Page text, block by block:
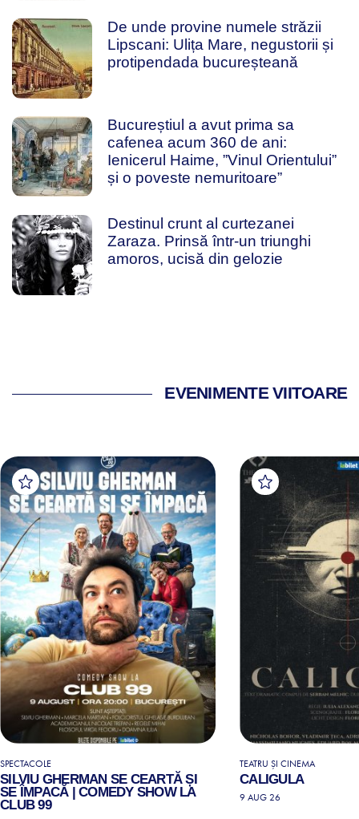
De unde provine numele străzii
Lipscani: Ulița Mare, negustorii și
protipendada bucureșteană
Bucureștiul a avut prima sa
cafenea acum 360 de ani:
Ienicerul Haime, ”Vinul Orientului”
și o poveste nemuritoare”
Destinul crunt al curtezanei
Zaraza. Prinsă într-un triunghi
amoros, ucisă din gelozie
EVENIMENTE VIITOARE
SPECTACOLE
SILVIU GHERMAN SE CEARTĂ ȘI
SE ÎMPACĂ | COMEDY SHOW LA
CLUB 99
TEATRU ȘI CINEMA
CALIGULA
9 AUG 26